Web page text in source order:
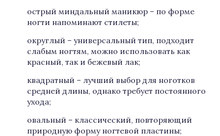
острый миндальный маникюр – по форме
ногти напоминают стилеты;
округлый – универсальный тип, подходит
слабым ногтям, можно использовать как
красный, так и бежевый лак;
квадратный – лучший выбор для ноготков
средней длины, однако требует постоянного
ухода;
овальный – классический, повторяющий
природную форму ногтевой пластины;